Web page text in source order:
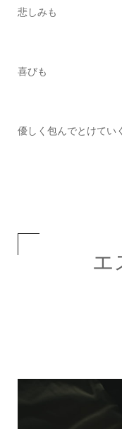
悲しみも
喜びも
優しく包んでとけていく
エ